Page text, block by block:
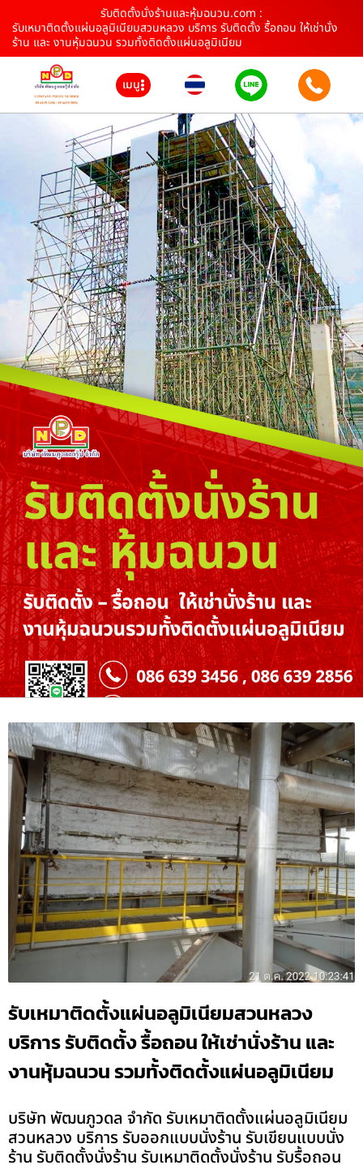
รับติดตั้งนั่งร้านและหุ้มฉนวน.com :
รับเหมาติดตั้งแผ่นอลูมิเนียมสวนหลวง บริการ รับติดตั้ง รื้อถอน ให้เช่านั่ง
ร้าน และ งานหุ้มฉนวน รวมทั้งติดตั้งแผ่นอลูมิเนียม
เมนู
รับเหมาติดตั้งแผ่นอลูมิเนียมสวนหลวง
บริการ รับติดตั้ง รื้อถอน ให้เช่านั่งร้าน และ
งานหุ้มฉนวน รวมทั้งติดตั้งแผ่นอลูมิเนียม
บริษัท พัฒนภูวดล จำกัด รับเหมาติดตั้งแผ่นอลูมิเนียม
สวนหลวง บริการ รับออกแบบนั่งร้าน รับเขียนแบบนั่ง
ร้าน รับติดตั้งนั่งร้าน รับเหมาติดตั้งนั่งร้าน รับรื้อถอน